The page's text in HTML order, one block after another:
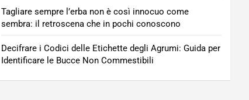
Tagliare sempre l’erba non è così innocuo come
sembra: il retroscena che in pochi conoscono
Decifrare i Codici delle Etichette degli Agrumi: Guida per
Identificare le Bucce Non Commestibili